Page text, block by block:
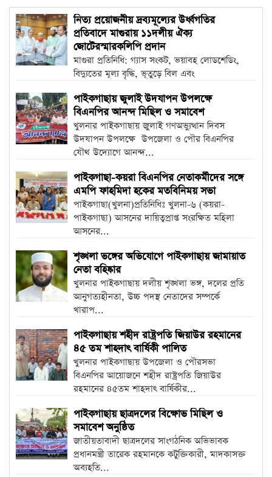
নিত্য প্রয়োজনীয় দ্রব্যমূল্যের উর্ধ্বগতির
প্রতিবাদে মাগুরায় ১১দলীয় ঐক্য
জোটেরস্মারকলিপি প্রদান
মাগুরা প্রতিনিধি: গ্যাস সংকট, ভয়াবহ লোডশেডিং,
বিদ্যুতের মূল্য বৃদ্ধি, ভূতুড়ে বিল এবং
পাইকগাছায় জুলাই উদযাপন উপলক্ষে
বিএনপির আনন্দ মিছিল ও সমাবেশ
খুলনার পাইকগাছায় জুলাই গণঅভ্যুত্থান দিবস
উদযাপন উপলক্ষে উপজেলা ও পৌর বিএনপির
যৌথ উদ্যোগে আনন্দ...
পাইকগাছা-কয়রা বিএনপির নেতাকর্মীদের সঙ্গে
এমপি ফাহমিদা হকের মতবিনিময় সভা
পাইকগাছা(খুলনা)প্রতিনিধিঃ খুলনা-৬ (কয়রা-
পাইকগাছা) আসনের দায়িত্বপ্রাপ্ত সংরক্ষিত মহিলা
আসনের...
শৃঙ্খলা ভঙ্গের অভিযোগে পাইকগাছায় জামায়াত
নেতা বহিষ্কার
খুলনার পাইকগাছায় দলীয় শৃঙ্খলা ভঙ্গ, দলের প্রতি
আনুগত্যহীনতা, উচ্চ পদস্থ নেতাদের সম্পর্কে
খারাপ...
পাইকগাছায় শহীদ রাষ্ট্রপতি জিয়াউর রহমানের
৪৫ তম শাহদাৎ বার্ষিকী পালিত
খুলনার পাইকগাছায় উপজেলা ও পৌরসভা
বিএনপির আয়োজনে শহীদ রাষ্ট্রপতি জিয়াউর
রহমানের ৪৫তম শাহদাৎ বার্ষিকীর...
পাইকগাছায় ছাত্রদলের বিক্ষোভ মিছিল ও
সমাবেশ অনুষ্ঠিত
জাতীয়তাবাদী ছাত্রদলের সাংগঠনিক অভিভাবক
প্রধানমন্ত্রী তারেক রহমানকে কটুক্তিকারী, মাদকাসক্ত
অব্যহতি...